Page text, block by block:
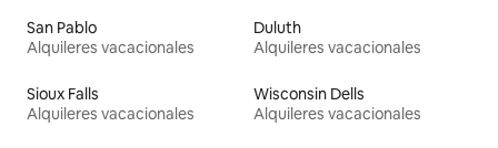
San Pablo
Alquileres vacacionales
Duluth
Alquileres vacacionales
Sioux Falls
Alquileres vacacionales
Wisconsin Dells
Alquileres vacacionales